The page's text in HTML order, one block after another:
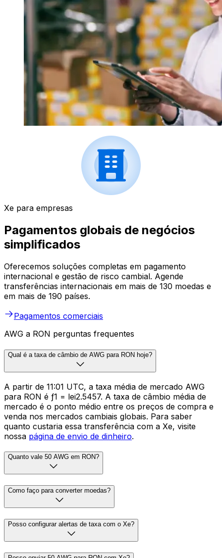
Xe para empresas
Pagamentos globais de negócios
simplificados
Oferecemos soluções completas em pagamento
internacional e gestão de risco cambial. Agende
transferências internacionais em mais de 130 moedas e
em mais de 190 países.
Pagamentos comerciais
AWG a RON perguntas frequentes
Qual é a taxa de câmbio de AWG para RON hoje?
A partir de 11:01 UTC, a taxa média de mercado AWG
para RON é ƒ1 = lei2.5457. A taxa de câmbio média de
mercado é o ponto médio entre os preços de compra e
venda nos mercados cambiais globais. Para saber
quanto custaria essa transferência com a Xe, visite
nossa página de envio de dinheiro.
Quanto vale 50 AWG em RON?
Como faço para converter moedas?
Posso configurar alertas de taxa com o Xe?